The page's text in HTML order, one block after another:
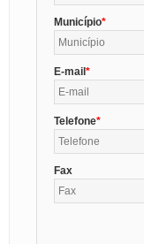
Município
E-mail
Telefone
Fax